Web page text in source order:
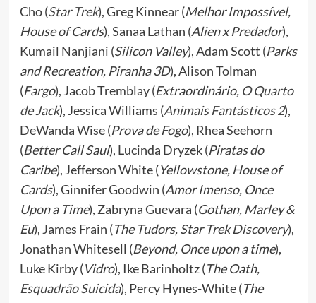
Cho (Star Trek), Greg Kinnear (Melhor Impossível,
House of Cards), Sanaa Lathan (Alien x Predador),
Kumail Nanjiani (Silicon Valley), Adam Scott (Parks
and Recreation, Piranha 3D), Alison Tolman
(Fargo), Jacob Tremblay (Extraordinário, O Quarto
de Jack), Jessica Williams (Animais Fantásticos 2),
DeWanda Wise (Prova de Fogo), Rhea Seehorn
(Better Call Saul), Lucinda Dryzek (Piratas do
Caribe), Jefferson White (Yellowstone, House of
Cards), Ginnifer Goodwin (Amor Imenso, Once
Upon a Time), Zabryna Guevara (Gothan, Marley &
Eu), James Frain (The Tudors, Star Trek Discovery),
Jonathan Whitesell (Beyond, Once upon a time),
Luke Kirby (Vidro), Ike Barinholtz (The Oath,
Esquadrão Suicida), Percy Hynes-White (The